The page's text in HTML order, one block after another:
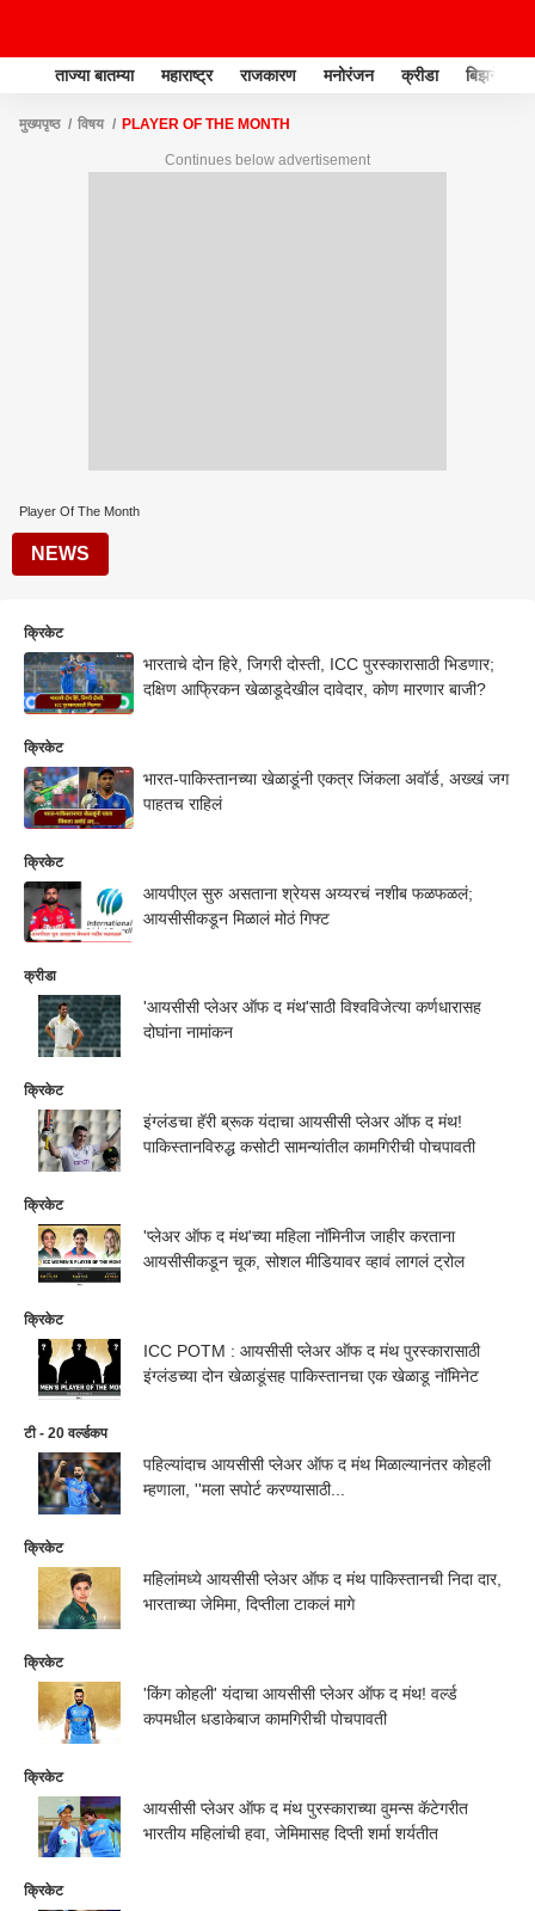
ताज्या बातम्या महाराष्ट्र राजकारण मनोरंजन क्रीडा बिझनेस
मुख्यपृष्ठ विषय PLAYER OF THE MONTH
Continues below advertisement
Player Of The Month
NEWS
क्रिकेट
भारताचे दोन हिरे, जिगरी दोस्ती, ICC पुरस्कारासाठी भिडणार;
दक्षिण आफ्रिकन खेळाडूदेखील दावेदार, कोण मारणार बाजी?
क्रिकेट
भारत-पाकिस्तानच्या खेळाडूंनी एकत्र जिंकला अवॉर्ड, अख्खं जग
पाहतच राहिलं
क्रिकेट
आयपीएल सुरु असताना श्रेयस अय्यरचं नशीब फळफळलं;
आयसीसीकडून मिळालं मोठं गिफ्ट
क्रीडा
'आयसीसी प्लेअर ऑफ द मंथ'साठी विश्वविजेत्या कर्णधारासह
दोघांना नामांकन
क्रिकेट
इंग्लंडचा हॅरी ब्रूक यंदाचा आयसीसी प्लेअर ऑफ द मंथ!
पाकिस्तानविरुद्ध कसोटी सामन्यांतील कामगिरीची पोचपावती
क्रिकेट
'प्लेअर ऑफ द मंथ'च्या महिला नॉमिनीज जाहीर करताना
आयसीसीकडून चूक, सोशल मीडियावर व्हावं लागलं ट्रोल
क्रिकेट
ICC POTM : आयसीसी प्लेअर ऑफ द मंथ पुरस्कारासाठी
इंग्लंडच्या दोन खेळाडूंसह पाकिस्तानचा एक खेळाडू नॉमिनेट
टी - 20 वर्ल्डकप
पहिल्यांदाच आयसीसी प्लेअर ऑफ द मंथ मिळाल्यानंतर कोहली
म्हणाला, ''मला सपोर्ट करण्यासाठी...
क्रिकेट
महिलांमध्ये आयसीसी प्लेअर ऑफ द मंथ पाकिस्तानची निदा दार,
भारताच्या जेमिमा, दिप्तीला टाकलं मागे
क्रिकेट
'किंग कोहली' यंदाचा आयसीसी प्लेअर ऑफ द मंथ! वर्ल्ड
कपमधील धडाकेबाज कामगिरीची पोचपावती
क्रिकेट
आयसीसी प्लेअर ऑफ द मंथ पुरस्काराच्या वुमन्स कॅटेगरीत
भारतीय महिलांची हवा, जेमिमासह दिप्ती शर्मा शर्यतीत
क्रिकेट